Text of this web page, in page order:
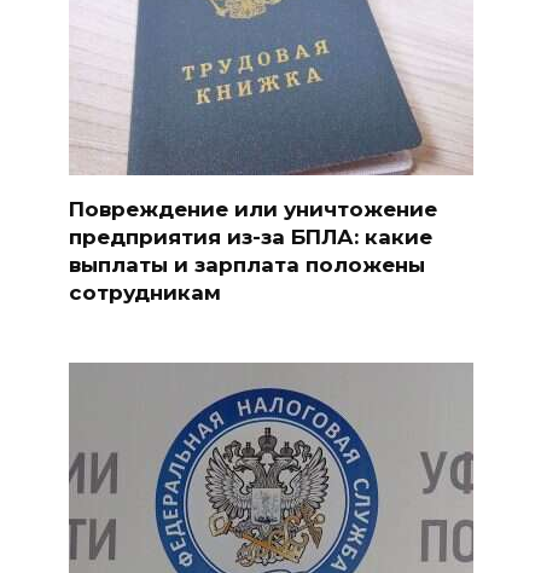
Повреждение или уничтожение
предприятия из-за БПЛА: какие
выплаты и зарплата положены
сотрудникам